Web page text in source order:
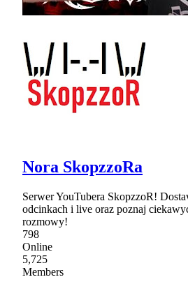
Nora SkopzzoRa
Serwer YouTubera SkopzzoR!
odcinkach i live oraz poznaj
rozmowy!
798
Online
5,725
Members